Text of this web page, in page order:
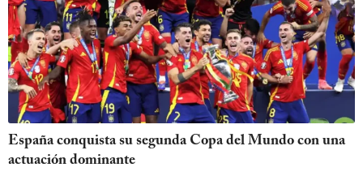
España conquista su segunda Copa del Mundo con una
actuación dominante